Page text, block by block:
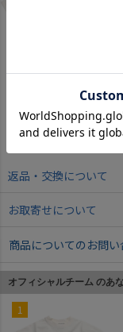
ホワイト
返品・交換について
お取寄せについて
商品についてのお問い
オフィシャルチーム のあ
1